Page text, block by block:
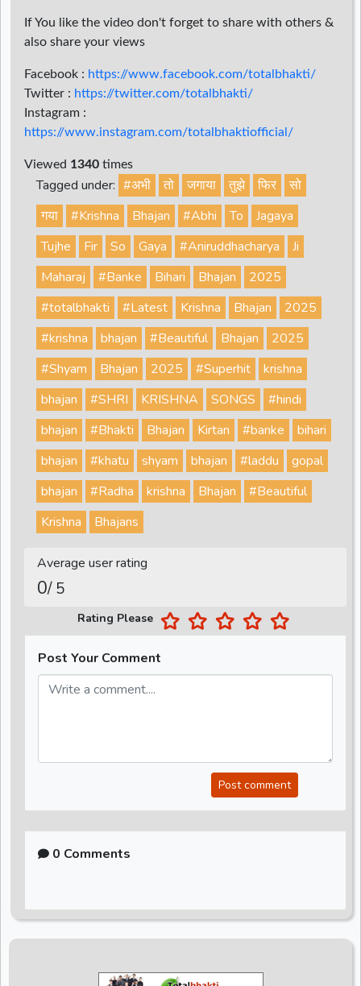
If You like the video don't forget to share with others &
also share your views
Facebook : https://www.facebook.com/totalbhakti/
Twitter : https://twitter.com/totalbhakti/
Instagram :
https://www.instagram.com/totalbhaktiofficial/
Viewed 1340 times
Tagged under: #अभी तो जगाया तुझे फिर
सो
गया
#Krishna Bhajan #Abhi To
Jagaya
Tujhe
Fir So Gaya #Aniruddhacharya
Ji
Maharaj
#Banke Bihari Bhajan
2025
#totalbhakti
#Latest Krishna Bhajan
2025
#krishna
bhajan #Beautiful Bhajan
2025
#Shyam
Bhajan 2025 #Superhit
krishna
bhajan
#SHRI KRISHNA SONGS
#hindi
bhajan
#Bhakti Bhajan Kirtan #banke
bihari
bhajan
#khatu shyam bhajan #laddu
gopal
bhajan
#Radha krishna Bhajan
#Beautiful
Krishna
Bhajans
Average user rating
0/ 5
Rating Please
Post Your Comment
Post comment
0 Comments